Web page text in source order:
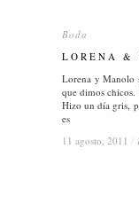
Boda
LORENA &
Lorena y Manolo
que dimos chicos.
Hizo un día gris,
es
11 agosto, 2011 /
Boda
LORENA &
11 agosto, 2011 /